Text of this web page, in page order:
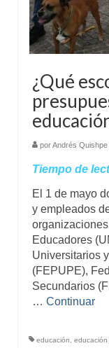
¿Qué
porAndrés Quishpe
Tiempo de
El 1 de mayo
y empleados
Educadores
Universitarios
(FEPUPE),
Secundarios
… Continuar
educación educación